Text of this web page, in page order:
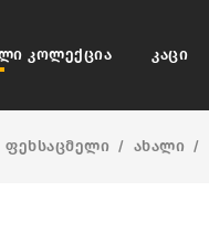
კოლექცია კაცი
ფეხსაცმელი / ახალი /